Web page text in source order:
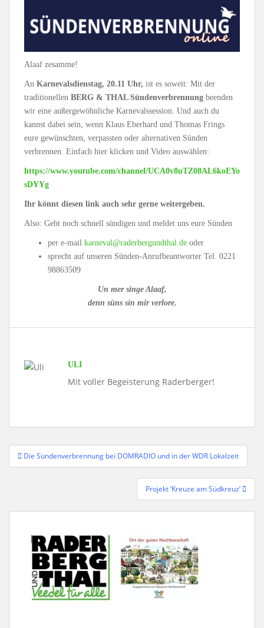
Alaaf zesamme!
An Karnevalsdienstag, 20.11 Uhr, ist es soweit: Mit der
traditionellen BERG & THAL Sündenverbrennung beenden
wir eine außergewöhnliche Karnevalssession. Und auch du
kannst dabei sein, wenn Klaus Eberhard und Thomas Frings
eure gewünschten, verpassten oder alternativen Sünden
verbrennen. Einfach hier klicken und Video auswählen:
https://www.youtube.com/channel/UCA0v8uTZ08AL6koEYo
sDYYg
Ihr könnt diesen link auch sehr gerne weitergeben.
Also: Geht noch schnell sündigen und meldet uns eure Sünden
per e-mail karneval@raderbergundthal.de oder
sprecht auf unseren Sünden-Anrufbeantworter Tel. 0221
98863509
Un mer singe Alaaf,
denn süns sin mir verlore.
ULI
Mit voller Begeisterung Raderberger!
Beitragsnavigation
Die Sündenverbrennung bei DOMRADIO und in der WDR Lokalzeit
Projekt ‘Kreuze am Südkreuz’